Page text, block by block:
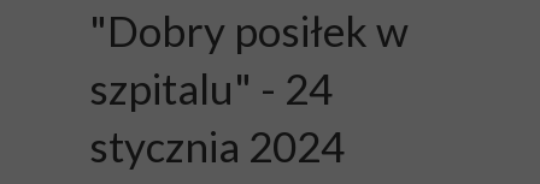
"Dobry posiłek w
szpitalu" - 24
stycznia 2024